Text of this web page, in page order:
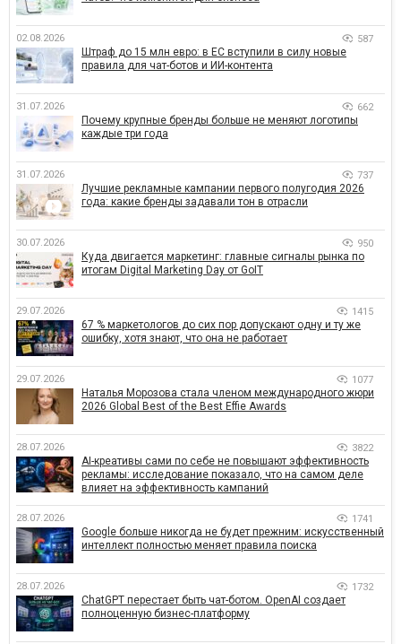
02.08.2026 587
Штраф до 15 млн евро: в ЕС вступили в силу новые
правила для чат-ботов и ИИ-контента
31.07.2026 662
Почему крупные бренды больше не меняют логотипы
каждые три года
31.07.2026 737
Лучшие рекламные кампании первого полугодия 2026
года: какие бренды задавали тон в отрасли
30.07.2026 950
Куда двигается маркетинг: главные сигналы рынка по
итогам Digital Marketing Day от GoIT
29.07.2026 1415
67 % маркетологов до сих пор допускают одну и ту же
ошибку, хотя знают, что она не работает
29.07.2026 1077
Наталья Морозова стала членом международного жюри
2026 Global Best of the Best Effie Awards
28.07.2026 3822
AI-креативы сами по себе не повышают эффективность
рекламы: исследование показало, что на самом деле
влияет на эффективность кампаний
28.07.2026 1741
Google больше никогда не будет прежним: искусственный
интеллект полностью меняет правила поиска
28.07.2026 1732
ChatGPT перестает быть чат-ботом. OpenAI создает
полноценную бизнес-платформу